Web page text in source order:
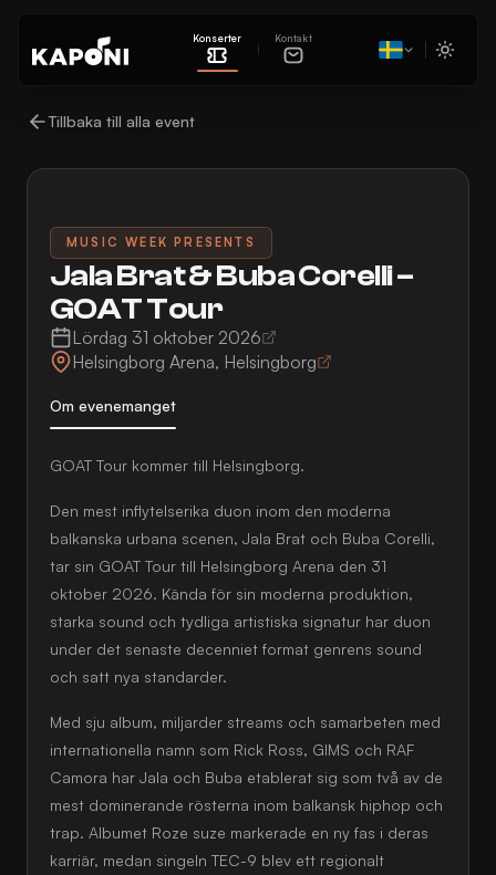
Konserter Kontakt
Tillbaka till alla event
MUSIC WEEK PRESENTS
Jala Brat & Buba Corelli –
GOAT Tour
Lördag 31 oktober 2026
Helsingborg Arena, Helsingborg
Om evenemanget
GOAT Tour kommer till Helsingborg.
Den mest inflytelserika duon inom den moderna
balkanska urbana scenen, Jala Brat och Buba Corelli,
tar sin GOAT Tour till Helsingborg Arena den 31
oktober 2026. Kända för sin moderna produktion,
starka sound och tydliga artistiska signatur har duon
under det senaste decenniet format genrens sound
och satt nya standarder.
Med sju album, miljarder streams och samarbeten med
internationella namn som Rick Ross, GIMS och RAF
Camora har Jala och Buba etablerat sig som två av de
mest dominerande rösterna inom balkansk hiphop och
trap. Albumet Roze suze markerade en ny fas i deras
karriär, medan singeln TEC-9 blev ett regionalt